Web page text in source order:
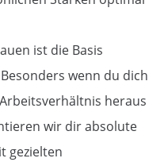
ist die Basis
wenn du dich
heraus
wir dir absolute
gezielten